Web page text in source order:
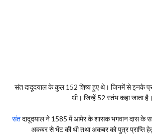
संत दादूदयाल के कुल 152 शिष्य हुए थे। जिनमें से इनके
थी। जिन्हें 52 स्तंभ कहा जाता है।
संतदादूदयाल ने 1585 में आमेर के शासक भगवान दास के
अकबर से भेंट की थी तथा अकबर को पुत्र प्राप्ति